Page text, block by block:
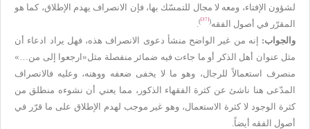
لشؤون الإفتاء، ومعه لا مجال للتمسّك بها، فإن الانصراف يهدم الإطلاق، كما هو
المقرّر في أصول الفقه(
[37]
)
والجواب:
إنه من غير الواضح منشأ دعوى الانصراف هذه، فهل يراد ادعاء أن
مثل عنوان أهل الذكر أو ما جاءت فيه ضمائر منفصلة مثل«ارجعوا إلى من…»
منصرف استعمالاً للرجال، وهو ما لا يخفى ضعفه ووهنه، وعليه فالانصراف
المدّعى هنا ناشئ عن كثرة الفقهاء الذكور، مما يعني أن نشوءه منطلق من
كثرة الوجود لا كثرة الاستعمال، وهو غير موجب لهدم الإطلاق على ما قرّر في
أصول الفقه أيضاً.